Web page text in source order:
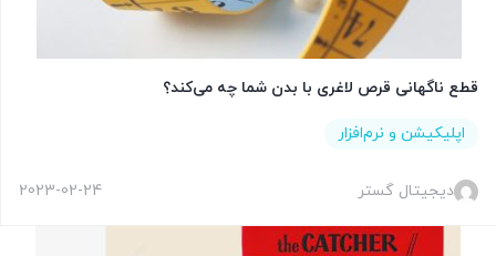
قطع ناگهانی قرص لاغری با بدن شما چه می‌کند؟
اپلیکیشن و نرم‌افزار
دیجیتال گستر 2023-02-24